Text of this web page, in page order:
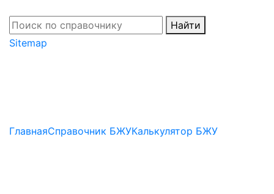
Найти
Sitemap
ГлавнаяСправочник БЖУКалькулятор БЖУ